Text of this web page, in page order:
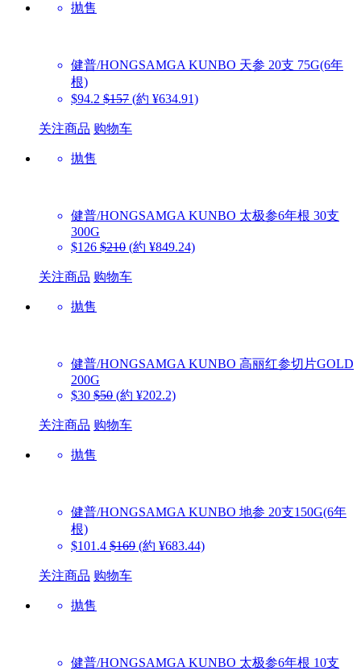
抛售
健普/HONGSAMGA KUNBO 天参 20支 75G(6年
根)
$94.2 $157 (約 ¥634.91)
关注商品 购物车
抛售
健普/HONGSAMGA KUNBO 太极参6年根 30支
300G
$126 $210 (約 ¥849.24)
关注商品 购物车
抛售
健普/HONGSAMGA KUNBO 高丽红参切片GOLD
200G
$30 $50 (約 ¥202.2)
关注商品 购物车
抛售
健普/HONGSAMGA KUNBO 地参 20支150G(6年
根)
$101.4 $169 (約 ¥683.44)
关注商品 购物车
抛售
健普/HONGSAMGA KUNBO 太极参6年根 10支